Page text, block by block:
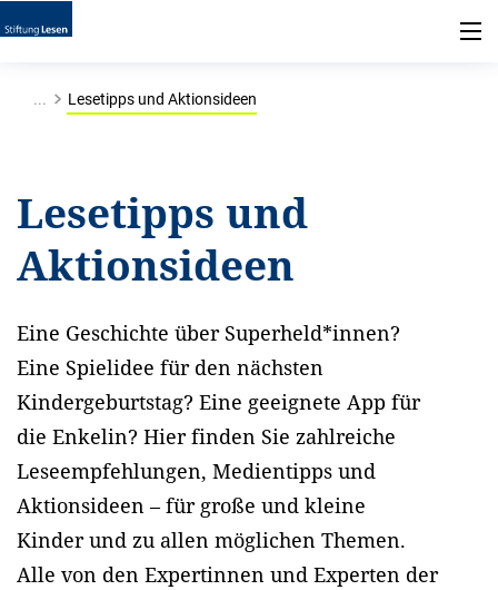
... Lesetipps und Aktionsideen
Lesetipps und
Aktionsideen
Eine Geschichte über Superheld*innen?
Eine Spielidee für den nächsten
Kindergeburtstag? Eine geeignete App für
die Enkelin? Hier finden Sie zahlreiche
Leseempfehlungen, Medientipps und
Aktionsideen – für große und kleine
Kinder und zu allen möglichen Themen.
Alle von den Expertinnen und Experten der